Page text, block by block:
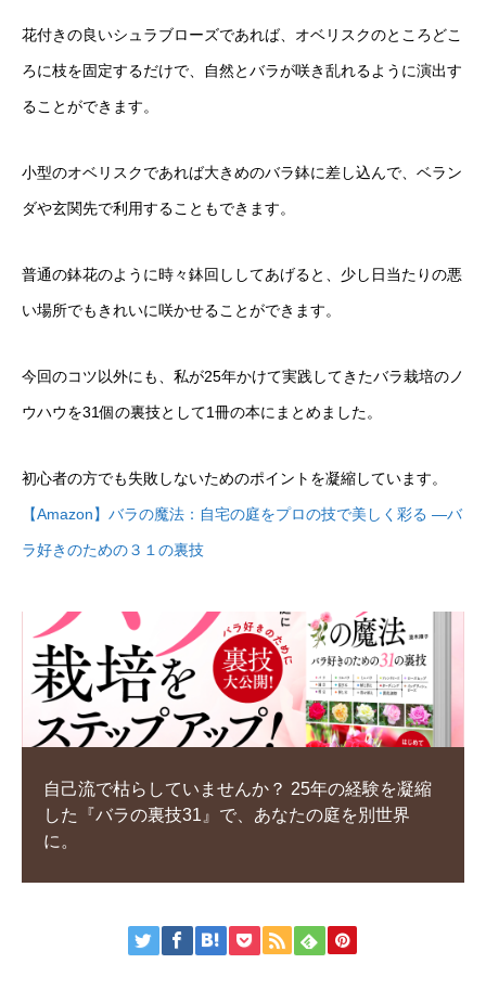
花付きの良いシュラブローズであれば、オベリスクのところどこ
ろに枝を固定するだけで、自然とバラが咲き乱れるように演出す
ることができます。
小型のオベリスクであれば大きめのバラ鉢に差し込んで、ベラン
ダや玄関先で利用することもできます。
普通の鉢花のように時々鉢回ししてあげると、少し日当たりの悪
い場所でもきれいに咲かせることができます。
今回のコツ以外にも、私が25年かけて実践してきたバラ栽培のノ
ウハウを31個の裏技として1冊の本にまとめました。
初心者の方でも失敗しないためのポイントを凝縮しています。
【Amazon】バラの魔法：自宅の庭をプロの技で美しく彩る ―バ
ラ好きのための３１の裏技
自己流で枯らしていませんか？ 25年の経験を凝縮
した『バラの裏技31』で、あなたの庭を別世界
に。